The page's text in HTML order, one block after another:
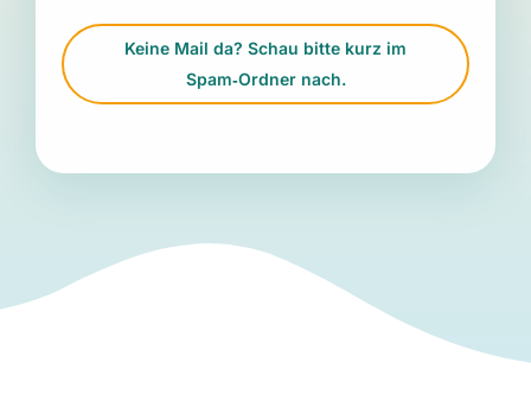
Keine Mail da? Schau bitte kurz im
Spam‑Ordner nach.